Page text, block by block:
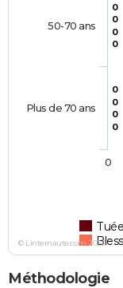
0
0
0
0
0
0
0
0
50-70 ans
Plus de 70 ans
0
© Linternaute.com 2026
Méthodologie